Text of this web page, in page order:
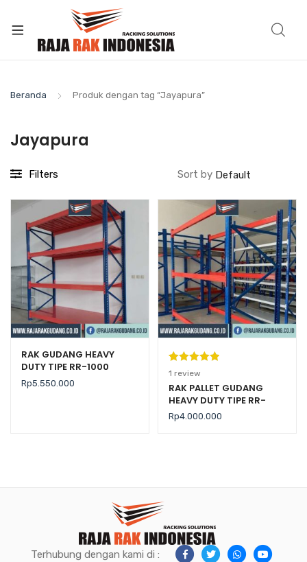
Beranda Produk dengan tag “Jayapura”
Jayapura
Filters Sort by
RAK GUDANG HEAVY
DUTY TIPE RR-1000
Rp5.550.000
Peringkat
5.00dari 5
berdasarka
n
1
penilaian
1 review
RAK PALLET GUDANG
HEAVY DUTY TIPE RR-
2000 KAPASITAS 2 TON /
LEVEL
Rp4.000.000
Terhubung dengan kami di :